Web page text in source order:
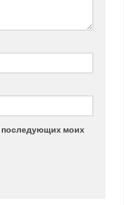
последующих моих